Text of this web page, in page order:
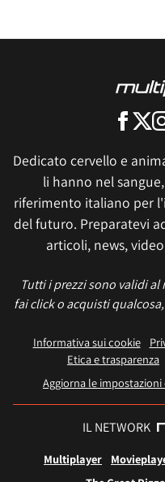
Dedicato cervello e
li hanno nel
riferimento italiano per
del futuro. Preparatevi
articoli, news,
Tutti i prezzi sono validi
fai click o acquisti
Informativa sui cookie
Etica e trasparenza
Aggiorna le
IL NETWORK
Multiplayer